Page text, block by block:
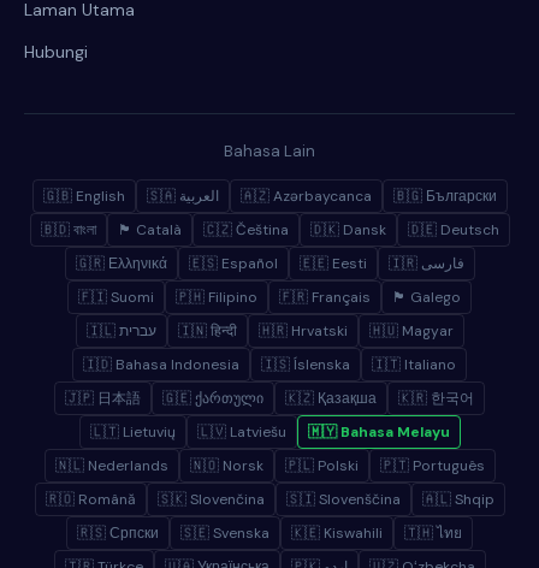
Laman Utama
Hubungi
Bahasa Lain
🇬🇧 English 🇸🇦 العربية 🇦🇿 Azərbaycanca
🇧🇬 Български
🇧🇩 বাংলা
🏴 Català 🇨🇿 Čeština 🇩🇰 Dansk
🇩🇪 Deutsch
🇬🇷 Ελληνικά
🇪🇸 Español 🇪🇪 Eesti
🇮🇷 فارسی
🇫🇮 Suomi
🇵🇭 Filipino 🇫🇷 Français
🏴 Galego
🇮🇱 עברית
🇮🇳 हिन्दी 🇭🇷 Hrvatski
🇭🇺 Magyar
🇮🇩 Bahasa Indonesia
🇮🇸 Íslenska
🇮🇹 Italiano
🇯🇵 日本語
🇬🇪 ქართული 🇰🇿 Қазақша
🇰🇷 한국어
🇱🇹 Lietuvių
🇱🇻 Latviešu
🇲🇾 Bahasa Melayu
🇳🇱 Nederlands
🇳🇴 Norsk 🇵🇱 Polski
🇵🇹 Português
🇷🇴 Română
🇸🇰 Slovenčina 🇸🇮 Slovenščina
🇦🇱 Shqip
🇷🇸 Српски
🇸🇪 Svenska 🇰🇪 Kiswahili
🇹🇭 ไทย